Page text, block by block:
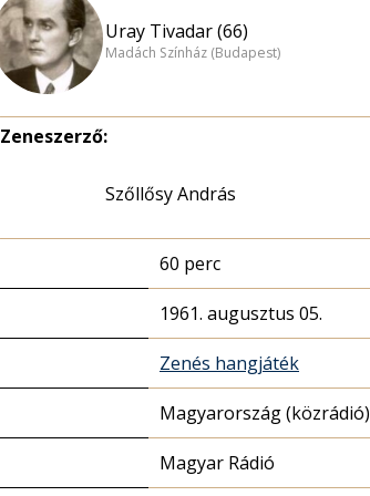
Uray Tivadar (66)
Madách Színház (Budapest)
Zeneszerző:
Szőllősy András
60 perc
1961. augusztus 05.
Zenés hangjáték
Magyarország (közrádió)
Magyar Rádió